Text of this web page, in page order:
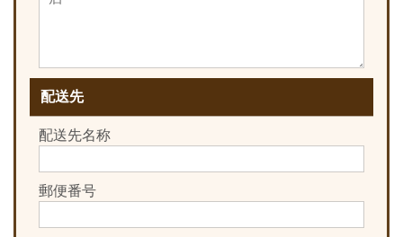
配送先
配送先名称
郵便番号